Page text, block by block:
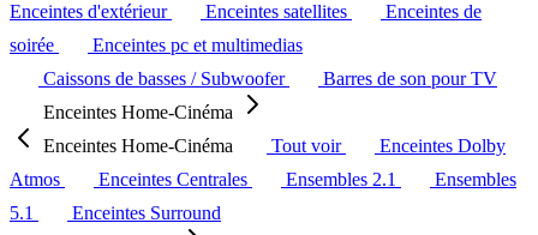
Enceintes d'extérieur
Enceintes satellites
Enceintes de
soirée
Enceintes pc et multimedias
Caissons de basses / Subwoofer
Barres de son pour TV
Enceintes Home-Cinéma
Enceintes Home-Cinéma
Tout voir
Enceintes Dolby
Atmos
Enceintes Centrales Ensembles 2.1
Ensembles
5.1
Enceintes Surround